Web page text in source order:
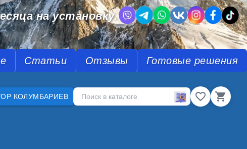
на установку.
Статьи Отзывы Готовые решения
КОЛУМБАРИЕВ